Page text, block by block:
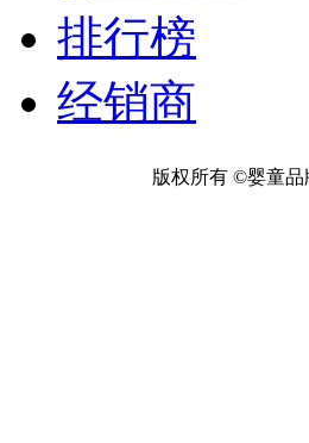
排行榜
经销商
版权所有 ©婴童品